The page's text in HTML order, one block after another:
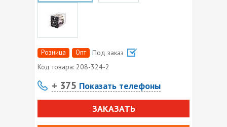
Розница Опт
Под заказ
Код товара: 208-324-2
+ 375 Показать телефоны
ЗАКАЗАТЬ